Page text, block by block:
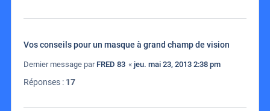
Vos conseils pour un masque à grand champ de vision
Dernier message par FRED 83 « jeu. mai 23, 2013 2:38 pm
Réponses : 17